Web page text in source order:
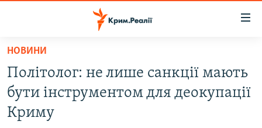
Перейти
основного
матеріалу
Перейти
до
ВОДА.КРИМ
ВІДЕО ТА ФОТО
НОВИНИ
Політолог: не лише санкції мають
бути інструментом для деокупації
Криму